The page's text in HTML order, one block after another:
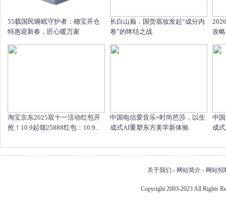
55载国民睡眠守护者：穗宝开仓
特惠迎新春，匠心暖万家
长白山巅，国货底妆发起“成分内
卷”的终结之战
攻略
淘宝京东2025双十一活动红包开
抢！10.9起领25888红包：10.9..
中国电信爱音乐×时尚芭莎，以生
成式AI重塑东方美学新体验.
中
成
关于我们 - 网站简介 - 网站招
Copyright 2003-2023 All Rights